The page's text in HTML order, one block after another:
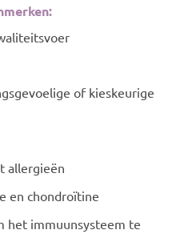
of kieskeurige
allergieën
en chondroïtine
het immuunsysteem te